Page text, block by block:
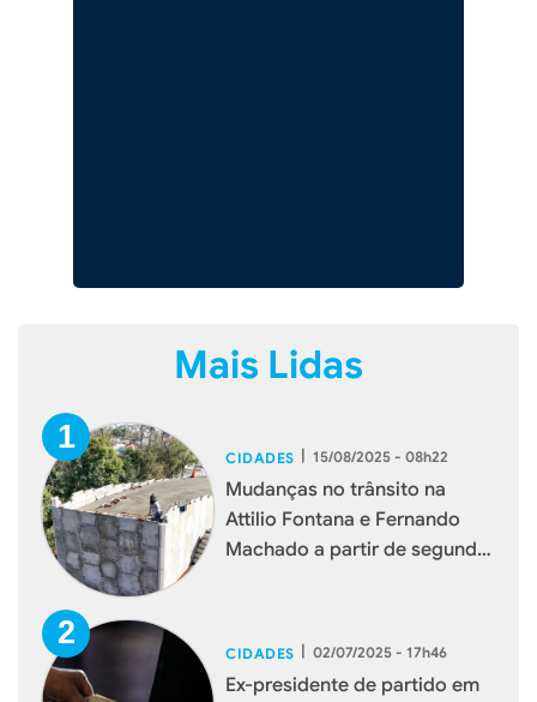
Mais Lidas
CIDADES | 15/08/2025 - 08h22
Mudanças no trânsito na
Attilio Fontana e Fernando
Machado a partir de segunda-
CIDADES | 02/07/2025 - 17h46
Ex-presidente de partido em